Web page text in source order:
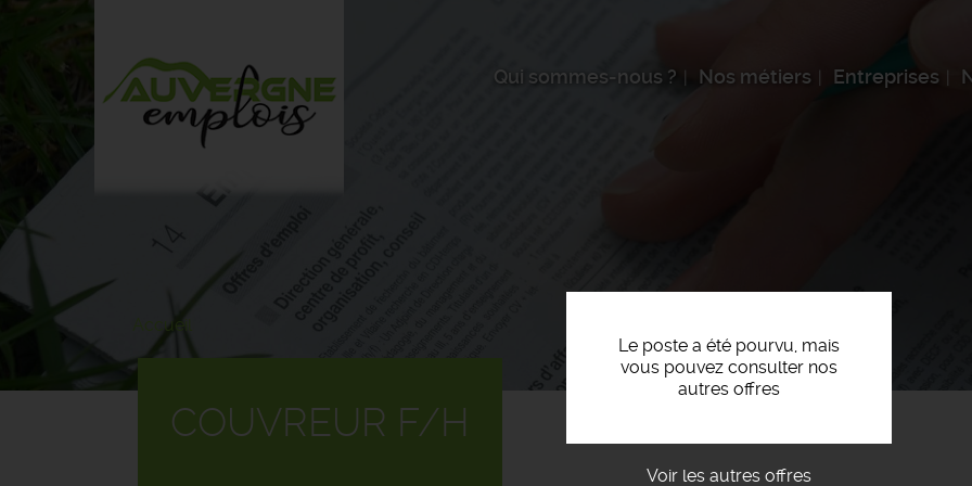
Qui sommes-nous ? Nos métiers Entreprises
Accueil
Le poste a été pourvu, mais
vous pouvez consulter nos
autres offres
Voir les autres offres
COUVREUR F/H